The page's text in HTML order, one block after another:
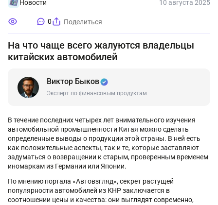
Новости 10 августа 2025
0 Поделиться
На что чаще всего жалуются владельцы
китайских автомобилей
Виктор Быков
Эксперт по финансовым продуктам
В течение последних четырех лет внимательного изучения
автомобильной промышленности Китая можно сделать
определенные выводы о продукции этой страны. В ней есть
как положительные аспекты, так и те, которые заставляют
задуматься о возвращении к старым, проверенным временем
иномаркам из Германии или Японии.
По мнению портала «Автовзгляд», секрет растущей
популярности автомобилей из КНР заключается в
соотношении цены и качества: они выглядят современно,